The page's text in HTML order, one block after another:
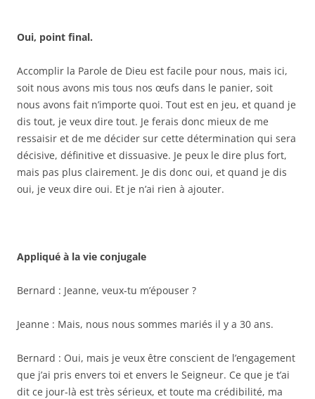
Oui, point final.
Accomplir la Parole de Dieu est facile pour nous, mais ici,
soit nous avons mis tous nos œufs dans le panier, soit
nous avons fait n’importe quoi. Tout est en jeu, et quand je
dis tout, je veux dire tout. Je ferais donc mieux de me
ressaisir et de me décider sur cette détermination qui sera
décisive, définitive et dissuasive. Je peux le dire plus fort,
mais pas plus clairement. Je dis donc oui, et quand je dis
oui, je veux dire oui. Et je n’ai rien à ajouter.
Appliqué à la vie conjugale
Bernard : Jeanne, veux-tu m’épouser ?
Jeanne : Mais, nous nous sommes mariés il y a 30 ans.
Bernard : Oui, mais je veux être conscient de l’engagement
que j’ai pris envers toi et envers le Seigneur. Ce que je t’ai
dit ce jour-là est très sérieux, et toute ma crédibilité, ma